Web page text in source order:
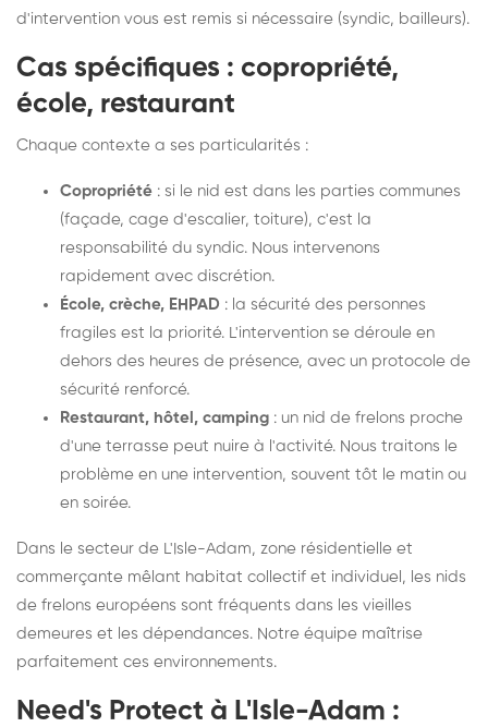
d'intervention vous est remis si nécessaire (syndic, bailleurs).
Cas spécifiques : copropriété,
école, restaurant
Chaque contexte a ses particularités :
Copropriété : si le nid est dans les parties communes
(façade, cage d'escalier, toiture), c'est la
responsabilité du syndic. Nous intervenons
rapidement avec discrétion.
École, crèche, EHPAD : la sécurité des personnes
fragiles est la priorité. L'intervention se déroule en
dehors des heures de présence, avec un protocole de
sécurité renforcé.
Restaurant, hôtel, camping : un nid de frelons proche
d'une terrasse peut nuire à l'activité. Nous traitons le
problème en une intervention, souvent tôt le matin ou
en soirée.
Dans le secteur de L'Isle-Adam, zone résidentielle et
commerçante mêlant habitat collectif et individuel, les nids
de frelons européens sont fréquents dans les vieilles
demeures et les dépendances. Notre équipe maîtrise
parfaitement ces environnements.
Need's Protect à L'Isle-Adam :